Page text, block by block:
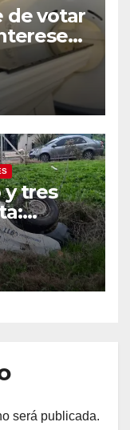
de votar
en la
y tres
será publicada.